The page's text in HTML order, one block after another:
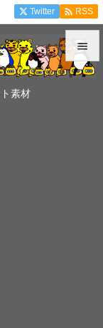
素材


Twitter  RSS